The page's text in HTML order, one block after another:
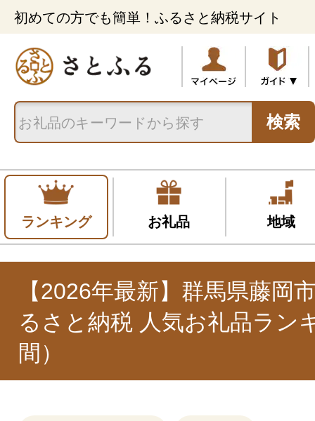
初めての方でも簡単！ふるさと納税サイト
検索
ランキング お礼品 地域
【2026年最新】群馬県藤岡
るさと納税 人気お礼品ラン
間）